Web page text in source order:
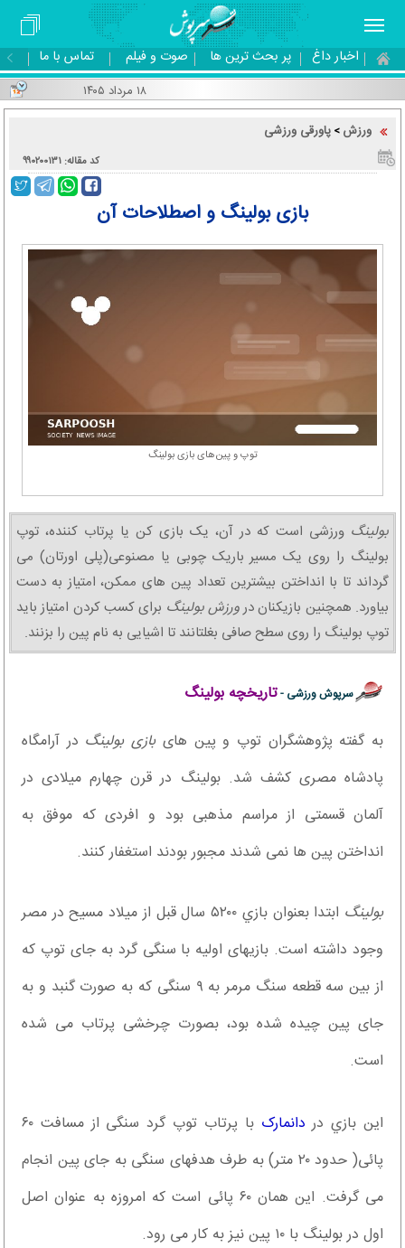
اخبار داغ پر بحث ترین ها صوت و فیلم تماس با ما
۱۸ مرداد ۱۴۰۵
ورزش > پاورقی ورزشی
کد مقاله: ۹۹۰۲۰۰۱۳۱
بازی بولینگ و اصطلاحات آن
توپ و پین‌های بازی بولینگ
بولینگ ورزشی است که در آن، یک بازی کن یا پرتاب کننده، توپ
بولینگ را روی یک مسیر باریک چوبی یا مصنوعی(پلی اورتان) می
گرداند تا با انداختن بیشترین تعداد پین های ممکن، امتیاز به دست
بیاورد. همچنین بازیکنان درورزش بولینگ برای کسب کردن امتیاز باید
توپ بولینگ را روی سطح صافی بغلتانند تا اشیایی به نام پین را بزنند.
سرپوش ورزشی -تاریخچه بولینگ
به گفته پژوهشگران توپ و پین های بازی بولینگ در آرامگاه
پادشاه مصری کشف شد. بولینگ در قرن چهارم میلادی در
آلمان قسمتی از مراسم مذهبی بود و افردی که موفق به
انداختن پین ها نمی شدند مجبور بودند استغفار کنند.
بولینگ
ابتدا بعنوان بازي ۵۲۰۰ سال قبل از میلاد مسیح در مصر
وجود داشته است. بازیهای اولیه با سنگی گرد به جای توپ که
از بین سه قطعه سنگ مرمر به ۹ سنگی که به صورت گنبد و به
جای پین چیده شده بود، بصورت چرخشی پرتاب می شده
است.
این بازي در دانمارک
با پرتاب توپ گرد سنگی از مسافت ۶۰
پائی( حدود ۲۰ متر) به طرف هدفهای سنگی به جای پین انجام
می گرفت. این همان ۶۰ پائی است که امروزه به عنوان اصل
اول در بولینگ با ۱۰ پین نیز به کار می رود.